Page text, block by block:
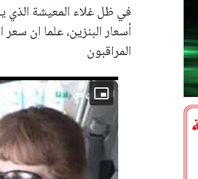
في ظل غلاء المعيشة الذي
أسعار البنزين، علما ان
المراقبون